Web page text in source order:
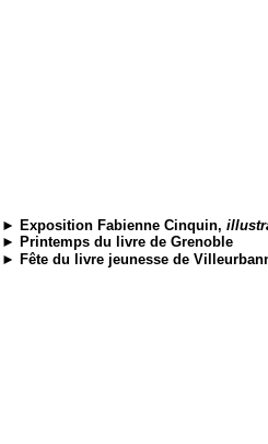
► Exposition Fabienne Cinquin,
► Printemps du livre de Grenoble
► Fête du livre jeunesse de